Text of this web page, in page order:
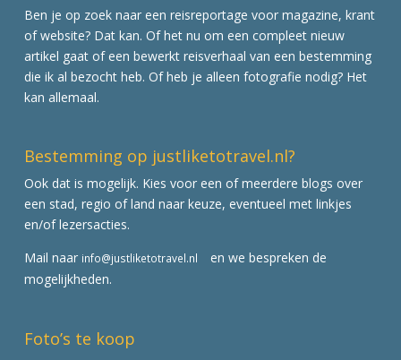
Ben je op zoek naar een reisreportage voor magazine, krant
of website? Dat kan. Of het nu om een compleet nieuw
artikel gaat of een bewerkt reisverhaal van een bestemming
die ik al bezocht heb. Of heb je alleen fotografie nodig? Het
kan allemaal.
Bestemming op justliketotravel.nl?
Ook dat is mogelijk. Kies voor een of meerdere blogs over
een stad, regio of land naar keuze, eventueel met linkjes
en/of lezersacties.
Mail naar info@justliketotravel.nl
en we bespreken de
mogelijkheden.
Foto’s te koop